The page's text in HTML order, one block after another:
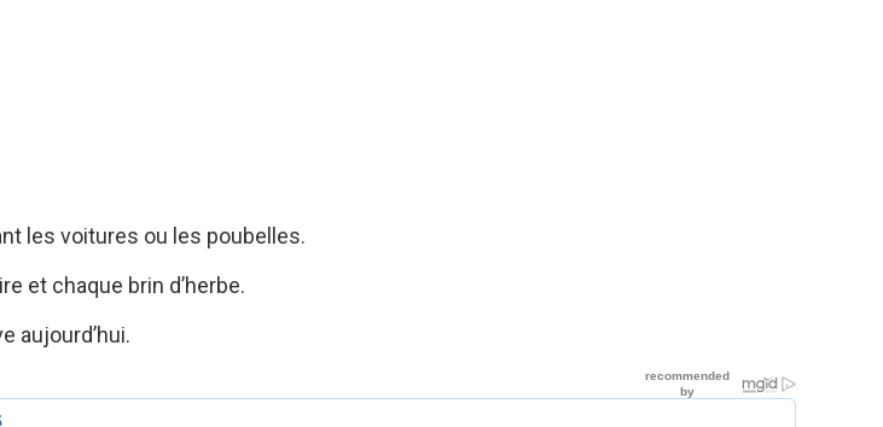
les voitures ou les poubelles.
et chaque brin d’herbe.
aujourd’hui.